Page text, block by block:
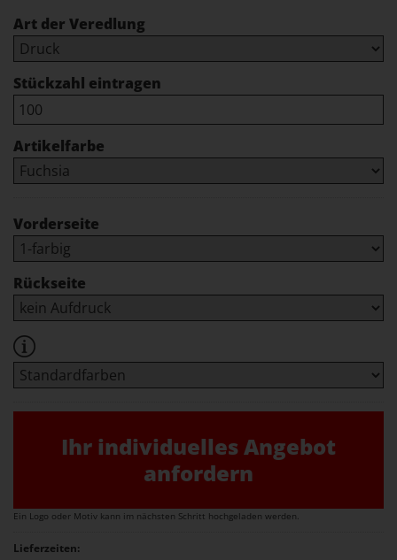
Art der Veredlung
Stückzahl eintragen
Artikelfarbe
Vorderseite
Rückseite
Ihr individuelles Angebot
anfordern
Ein Logo oder Motiv kann im nächsten Schritt hochgeladen werden.
Lieferzeiten: